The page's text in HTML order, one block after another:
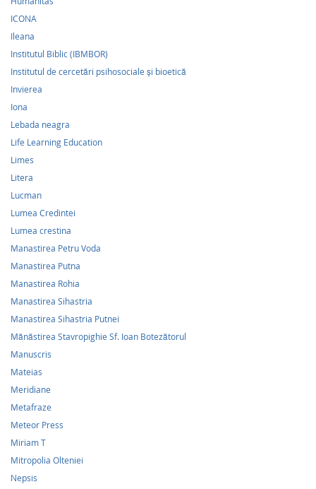
ICONA
Ileana
Institutul Biblic (IBMBOR)
Institutul de cercetări psihosociale şi bioetică
Invierea
Iona
Lebada neagra
Life Learning Education
Limes
Litera
Lucman
Lumea Credintei
Lumea crestina
Manastirea Petru Voda
Manastirea Putna
Manastirea Rohia
Manastirea Sihastria
Manastirea Sihastria Putnei
Mănăstirea Stavropighie Sf. Ioan Botezătorul
Manuscris
Mateias
Meridiane
Metafraze
Meteor Press
Miriam T
Mitropolia Olteniei
Nepsis